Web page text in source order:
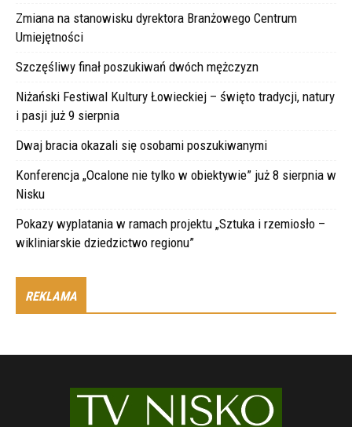
Zmiana na stanowisku dyrektora Branżowego Centrum
Umiejętności
Szczęśliwy finał poszukiwań dwóch mężczyzn
Niżański Festiwal Kultury Łowieckiej – święto tradycji, natury
i pasji już 9 sierpnia
Dwaj bracia okazali się osobami poszukiwanymi
Konferencja „Ocalone nie tylko w obiektywie” już 8 sierpnia w
Nisku
Pokazy wyplatania w ramach projektu „Sztuka i rzemiosło –
wikliniarskie dziedzictwo regionu”
REKLAMA